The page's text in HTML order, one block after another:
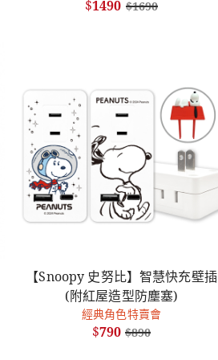
$1490 $1690
【Snoopy 史努比】智慧快充壁插
(附紅屋造型防塵塞)
經典角色特賣會
$790 $890